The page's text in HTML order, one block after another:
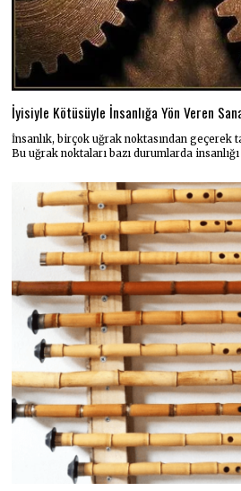
İyisiyle Kötüsüyle İnsanlığa Yön Veren
İnsanlık, birçok uğrak noktasından geçerek
Bu uğrak noktaları bazı durumlarda